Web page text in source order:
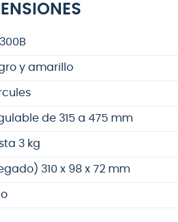
y amarillo
de 315 a 475 mm
3 kg
310 x 98 x 72 mm